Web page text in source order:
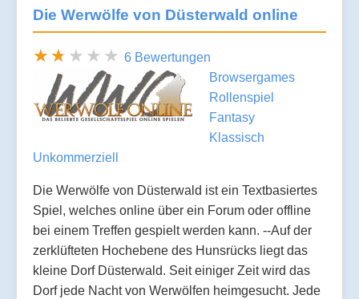
Die Werwölfe von Düsterwald online
6 Bewertungen
Browsergames
Rollenspiel
Fantasy
Klassisch
Unkommerziell
Die Werwölfe von Düsterwald ist ein Textbasiertes
Spiel, welches online über ein Forum oder offline
bei einem Treffen gespielt werden kann. --Auf der
zerklüfteten Hochebene des Hunsrücks liegt das
kleine Dorf Düsterwald. Seit einiger Zeit wird das
Dorf jede Nacht von Werwölfen heimgesucht. Jede